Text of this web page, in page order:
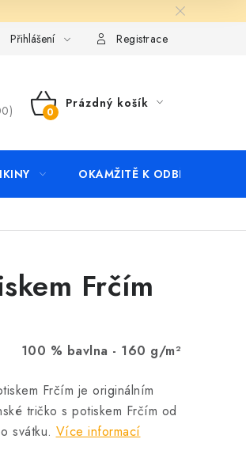
Přihlášení Registrace
NÁKUPNÍ
Prázdný košík
OKAMŽITĚ K ODBĚRU
Frčím
100 % bavlna - 160 g/m²
Frčím je originálním
tričko s potiskem Frčím od
svátku. Více informací